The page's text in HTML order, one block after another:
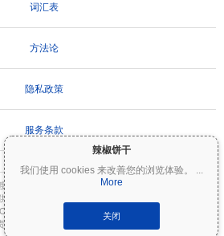
辣椒饼干
我们使用 cookies 来改善您的浏览体验。
...
More
关闭
词汇表
方法论
隐私政策
服务条款
波动性，存在重大风险。您可能会损失部分或全部投
参考，不构成财务或投资建议。在做出投资决策之
）并咨询合格的财务顾问。Coinpaprika不对因使用
。